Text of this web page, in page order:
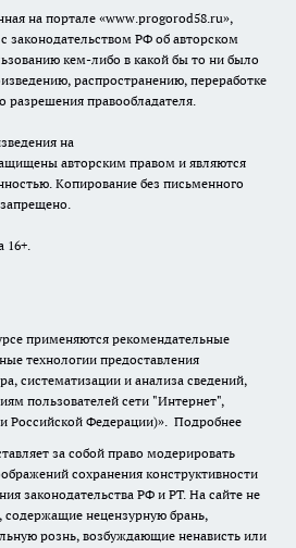
на портале «www.progorod58.ru»,
законодательством РФ об авторском
кем-либо в какой бы то ни было
распространению, переработке
разрешения правообладателя.
на
авторским правом и являются
Копирование без письменного
16+.
применяются рекомендательные
технологии предоставления
систематизации и анализа сведений,
пользователей сети "Интернет",
Российской Федерации)». Подробнее
за собой право модерировать
сохранения конструктивности
законодательства РФ и РТ. На сайте не
нецензурную брань,
рознь, возбуждающие ненависть или